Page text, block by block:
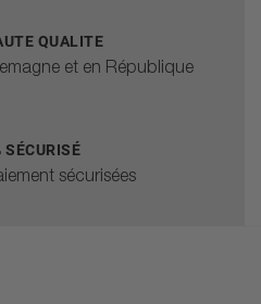
QUALITE
et en République
sécurisées